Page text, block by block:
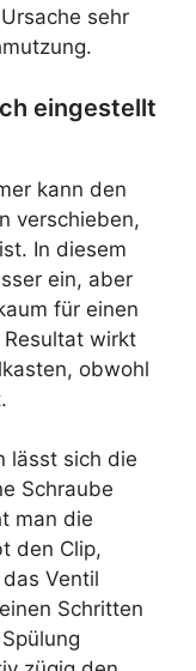
sehr
eingestellt
kann den
verschieben,
In diesem
ein, aber
für einen
wirkt
obwohl
lässt sich die
Schraube
man die
den Clip,
Ventil
Schritten